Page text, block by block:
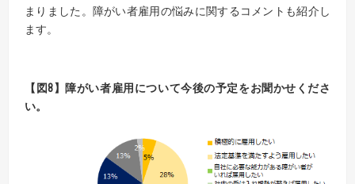
まりました。障がい者雇用の悩みに関するコメントも紹介し
ます。
【図8】障がい者雇用について今後の予定をお聞かせくださ
い。